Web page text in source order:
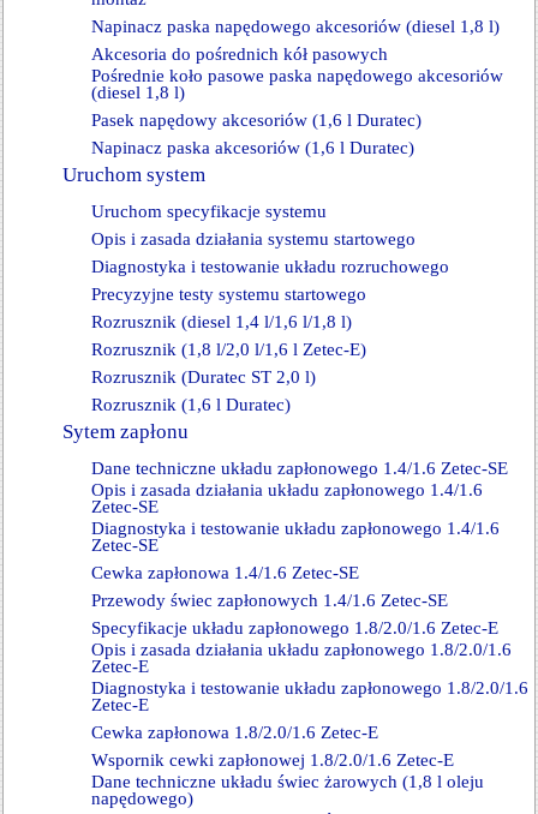
Napinacz paska napędowego akcesoriów (diesel 1,8 l)
Akcesoria do pośrednich kół pasowych
Pośrednie koło pasowe paska napędowego akcesoriów
(diesel 1,8 l)
Pasek napędowy akcesoriów (1,6 l Duratec)
Napinacz paska akcesoriów (1,6 l Duratec)
Uruchom system
Uruchom specyfikacje systemu
Opis i zasada działania systemu startowego
Diagnostyka i testowanie układu rozruchowego
Precyzyjne testy systemu startowego
Rozrusznik (diesel 1,4 l/1,6 l/1,8 l)
Rozrusznik (1,8 l/2,0 l/1,6 l Zetec-E)
Rozrusznik (Duratec ST 2,0 l)
Rozrusznik (1,6 l Duratec)
Sytem zapłonu
Dane techniczne układu zapłonowego 1.4/1.6 Zetec-SE
Opis i zasada działania układu zapłonowego 1.4/1.6
Zetec-SE
Diagnostyka i testowanie układu zapłonowego 1.4/1.6
Zetec-SE
Cewka zapłonowa 1.4/1.6 Zetec-SE
Przewody świec zapłonowych 1.4/1.6 Zetec-SE
Specyfikacje układu zapłonowego 1.8/2.0/1.6 Zetec-E
Opis i zasada działania układu zapłonowego 1.8/2.0/1.6
Zetec-E
Diagnostyka i testowanie układu zapłonowego 1.8/2.0/1.6
Zetec-E
Cewka zapłonowa 1.8/2.0/1.6 Zetec-E
Wspornik cewki zapłonowej 1.8/2.0/1.6 Zetec-E
Dane techniczne układu świec żarowych (1,8 l oleju
napędowego)